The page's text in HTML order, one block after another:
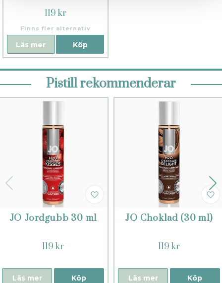
119 kr
Finns fler alternativ
Köp
Läs mer
Pistill rekommenderar
JO Jordgubb 30 ml
119 kr
Köp
Läs mer
JO Choklad (30 ml)
119 kr
Köp
Läs mer